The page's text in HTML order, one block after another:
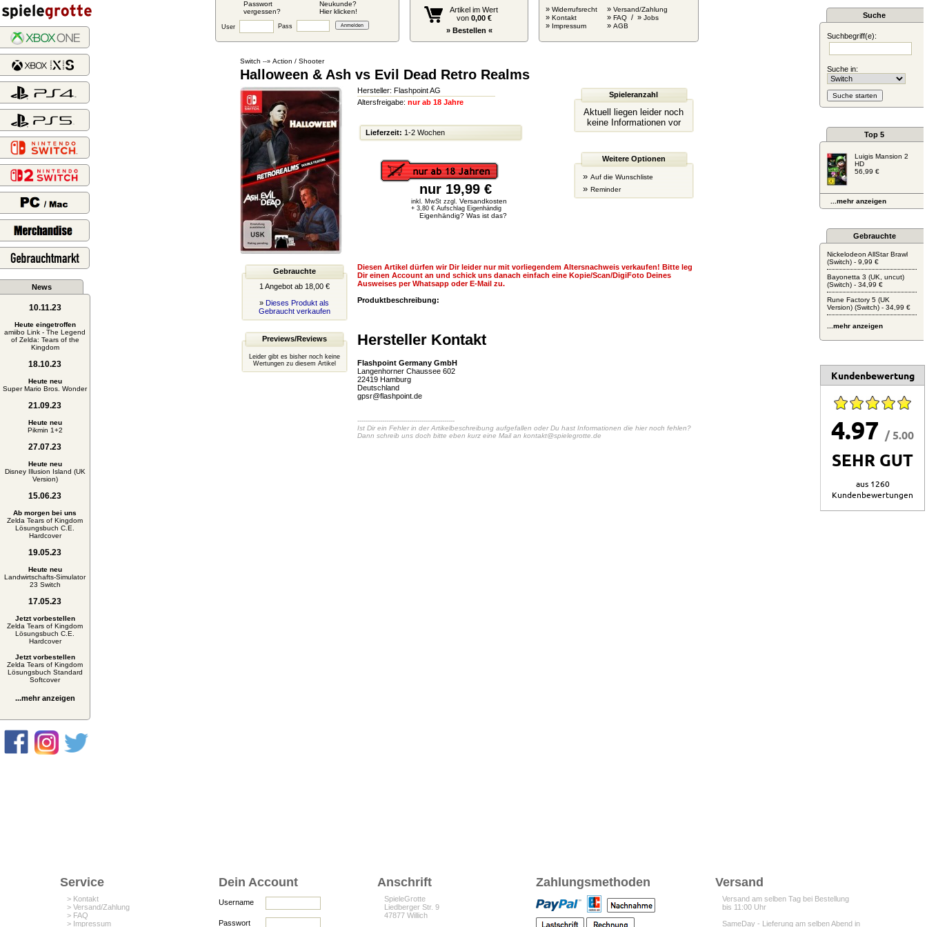
Passwort
vergessen?
Neukunde?
Hier klicken!
User Pass
Artikel im Wert
von 0,00 €
» Bestellen «
» Widerrufsrecht
» Kontakt
» Impressum
» Versand/Zahlung
» FAQ / » Jobs
» AGB
News
10.11.23
Heute eingetroffen
amiibo Link - The Legend
of Zelda: Tears of the
Kingdom
18.10.23
Heute neu
Super Mario Bros. Wonder
21.09.23
Heute neu
Pikmin 1+2
27.07.23
Heute neu
Disney Illusion Island (UK
Version)
15.06.23
Ab morgen bei uns
Zelda Tears of Kingdom
Lösungsbuch C.E.
Hardcover
19.05.23
Heute neu
Landwirtschafts-Simulator
23 Switch
17.05.23
Jetzt vorbestellen
Zelda Tears of Kingdom
Lösungsbuch C.E.
Hardcover
Jetzt vorbestellen
Zelda Tears of Kingdom
Lösungsbuch Standard
Softcover
...mehr anzeigen
Switch --» Action / Shooter
Halloween & Ash vs Evil Dead Retro Realms
Hersteller: Flashpoint AG
Altersfreigabe: nur ab 18 Jahre
Lieferzeit: 1-2 Wochen
nur 19,99 €
inkl. MwSt zzgl. Versandkosten
+ 3,80 € Aufschlag Eigenhändig
Eigenhändig? Was ist das?
Spieleranzahl
Aktuell liegen leider noch
keine Informationen vor
Weitere Optionen
» Auf die Wunschliste
» Reminder
Gebrauchte
1 Angebot ab 18,00 €
» Dieses Produkt als
Gebraucht verkaufen
Previews/Reviews
Leider gibt es bisher noch keine
Wertungen zu diesem Artikel
Diesen Artikel dürfen wir Dir leider nur mit vorliegendem Altersnachweis verkaufen! Bitte leg
Dir einen Account an und schick uns danach einfach eine Kopie/Scan/DigiFoto Deines
Ausweises per Whatsapp oder E-Mail zu.
Produktbeschreibung:
Hersteller Kontakt
Flashpoint Germany GmbH
Langenhorner Chaussee 602
22419 Hamburg
Deutschland
gpsr@flashpoint.de
-----------------------------------------------
Ist Dir ein Fehler in der Artikelbeschreibung aufgefallen oder Du hast Informationen die hier noch fehlen?
Dann schreib uns doch bitte eben kurz eine Mail an kontakt@spielegrotte.de
Suche
Suchbegriff(e):
Suche in:
Top 5
Luigis Mansion 2
HD
56,99 €
...mehr anzeigen
Gebrauchte
Nickelodeon AllStar Brawl
(Switch) - 9,99 €
Bayonetta 3 (UK, uncut)
(Switch) - 34,99 €
Rune Factory 5 (UK
Version) (Switch) - 34,99 €
...mehr anzeigen
Kundenbewertung
4.97 / 5.00
SEHR GUT
aus 1260
Kundenbewertungen
Service
> Kontakt
> Versand/Zahlung
> FAQ
> Impressum
Dein Account
Username
Passwort
Anschrift
SpieleGrotte
Liedberger Str. 9
47877 Willich
Zahlungsmethoden Versand
Versand am selben Tag bei Bestellung
bis 11:00 Uhr
SameDay - Lieferung am selben Abend in